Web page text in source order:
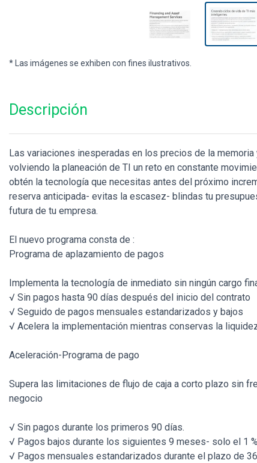
* Las imágenes se exhiben con fines ilustrativos.
Descripción
Las variaciones inesperadas en los precios de la
volviendo la planeación de TI un reto en constante
obtén la tecnología que necesitas antes del próximo
reserva anticipada- evitas la escasez- blindas tu
futura de tu empresa.
El nuevo programa consta de :
Programa de aplazamiento de pagos
Implementa la tecnología de inmediato sin ningún cargo
√ Sin pagos hasta 90 días después del inicio del contrato
√ Seguido de pagos mensuales estandarizados y bajos
√ Acelera la implementación mientras conservas la
Aceleración-Programa de pago
Supera las limitaciones de flujo de caja a corto plazo sin
negocio
√ Sin pagos durante los primeros 90 días.
√ Pagos bajos durante los siguientes 9 meses- solo el 1
√ Pagos mensuales estandarizados durante el plazo de